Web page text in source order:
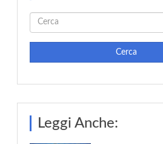
Cerca
Leggi Anche: